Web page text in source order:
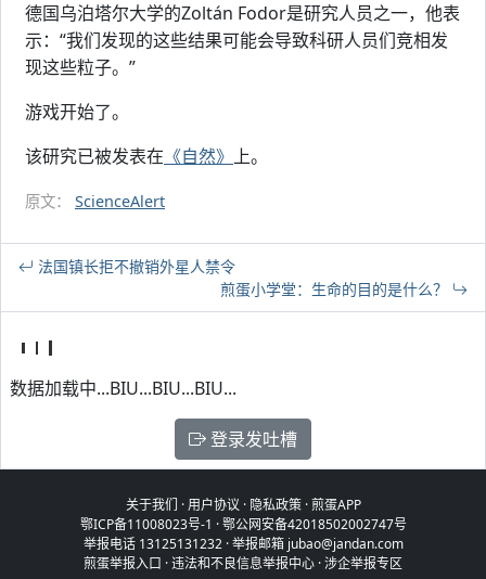
德国乌泊塔尔大学的Zoltán Fodor是研究人员之一，他表
示：“我们发现的这些结果可能会导致科研人员们竞相发
现这些粒子。”
游戏开始了。
该研究已被发表在 《自然》 上。
原文： ScienceAlert
法国镇长拒不撤销外星人禁令
煎蛋小学堂：生命的目的是什么？
数据加载中...BIU...BIU...BIU...
登录发吐槽
关于我们 ·用户协议 · 隐私政策·煎蛋APP
鄂ICP备11008023号-1 ·鄂公网安备42018502002747号
举报电话 13125131232 · 举报邮箱 jubao@jandan.com
煎蛋举报入口 ·违法和不良信息举报中心 ·涉企举报专区